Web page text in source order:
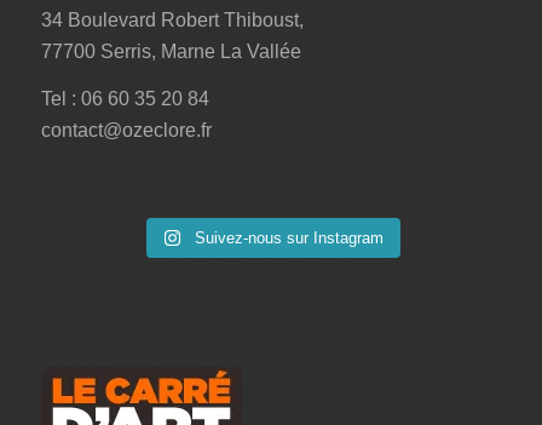
34 Boulevard Robert Thiboust,
77700 Serris, Marne La Vallée
Tel : 06 60 35 20 84
contact@ozeclore.fr
Suivez-nous sur Instagram